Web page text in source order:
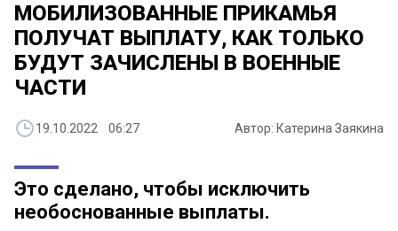
МОБИЛИЗОВАННЫЕ ПРИКАМЬЯ
ПОЛУЧАТ ВЫПЛАТУ, КАК ТОЛЬКО
БУДУТ ЗАЧИСЛЕНЫ В ВОЕННЫЕ
ЧАСТИ
19.10.2022 06:27 Автор: Катерина Заякина
Это сделано, чтобы исключить
необоснованные выплаты.